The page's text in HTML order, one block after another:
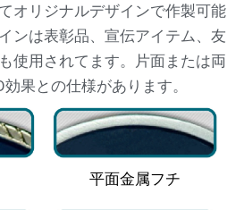
オリジナルデザインで作製可能
ンは表彰品、宣伝アイテム、友
使用されてます。片面または両
果との仕様があります。
平面金属フチ